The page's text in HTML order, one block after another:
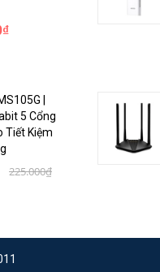
|
5 Cổng
Tiết Kiệm
225.000₫